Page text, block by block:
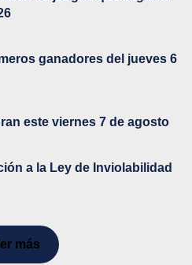
ganadores del jueves 6
este viernes 7 de agosto
a la Ley de Inviolabilidad
más